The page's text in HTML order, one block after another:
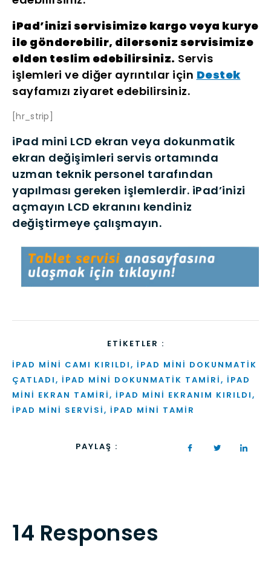
iPad’inizi servisimize kargo veya kurye
ile gönderebilir, dilerseniz servisimize
elden teslim edebilirsiniz. Servis
işlemleri ve diğer ayrıntılar için Destek
sayfamızı ziyaret edebilirsiniz.
[hr_strip]
iPad mini LCD ekran veya dokunmatik
ekran değişimleri servis ortamında
uzman teknik personel tarafından
yapılması gereken işlemlerdir. iPad’inizi
açmayın LCD ekranını kendiniz
değiştirmeye çalışmayın.
ETIKETLER :
IPAD MINI CAMI KIRILDI, IPAD MINI DOKUNMATIK
ÇATLADI, IPAD MINI DOKUNMATIK TAMIRI, IPAD
MINI EKRAN TAMIRI, IPAD MINI EKRANIM KIRILDI,
IPAD MINI SERVISI, IPAD MINI TAMIR
PAYLAŞ :
14 Responses